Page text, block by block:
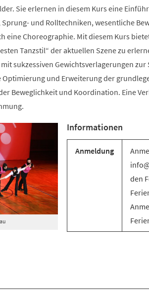
Sie erlernen in diesem Kurs eine
und Rolltechniken, wesentliche
eine Choreographie. Mit diesem Kurs
Tanzstil“ der aktuellen Szene zu
sukzessiven Gewichtsverlagerungen zur
Optimierung und Erweiterung der
Beweglichkeit und Koordination. Eine
Informationen
Anmeldung
den